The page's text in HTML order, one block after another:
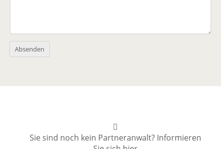
Absenden
Sie sind noch kein Partneranwalt? Informieren